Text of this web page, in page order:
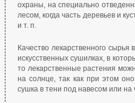
охраны, на специально
лесом, когда часть деревьев и
и т. п.
Качество лекарственного
искусственных сушилках, в
то лекарственные растения
на солнце, так как при этом
сушка в тени под навесом или на